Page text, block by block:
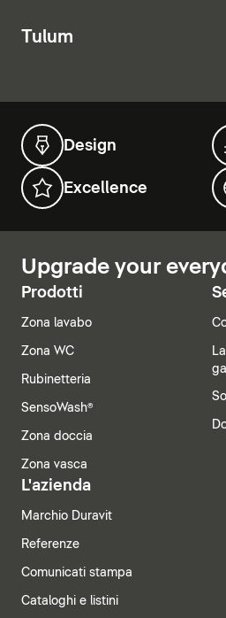
Tulum
Design
Excellence
Upgrade your
Prodotti
Zona lavabo
Zona WC
Rubinetteria
SensoWash®
Zona doccia
Zona vasca
L'azienda
Marchio Duravit
Referenze
Comunicati stampa
Cataloghi e listini